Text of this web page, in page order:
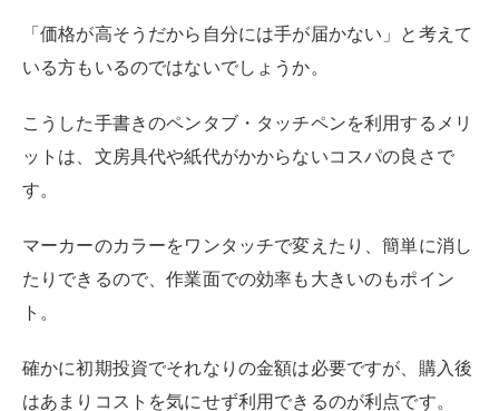
確かに初期投資でそれなりの金額は必要ですが、購入後
はあまりコストを気にせず利用できるのが利点です。
デザインやイラストを描くうえではほぼ必須アイテム
で、イラストレーターや漫画家などのプロも利用してい
ます。
上記それぞれのメリット・デメリットを解説するので、
購入を迷っている方は合わせて総合的に判断してみてく
ださい。
板タブレット